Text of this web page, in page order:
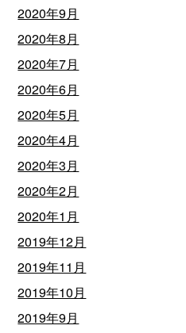
2020年9月
2020年8月
2020年7月
2020年6月
2020年5月
2020年4月
2020年3月
2020年2月
2020年1月
2019年12月
2019年11月
2019年10月
2019年9月